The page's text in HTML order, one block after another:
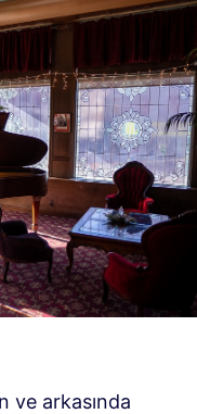
ve arkasında